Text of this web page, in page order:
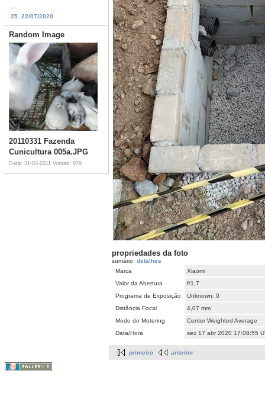
25. 22/07/2020
Random Image
20110331 Fazenda
Cunicultura 005a.JPG
Data: 31-03-2011 Visitas: 979
propriedades da foto
sumário detalhes
Marca
Xiaomi
Valor da Abertura
f/1,7
Programa de Exposição
Unknown: 0
Distância Focal
4,07 mm
Modo do Metering
Center Weighted Average
Data/Hora
sex 17 abr 2020 17:08:55
primeiro anterior